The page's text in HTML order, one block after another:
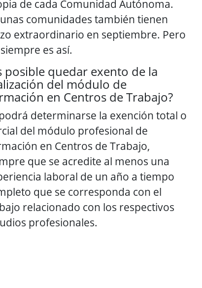
de cada Comunidad Autónoma.
comunidades también tienen
extraordinario en septiembre. Pero
es así.
posible quedar exento de la
del módulo de
en Centros de Trabajo?
determinarse la exención total o
del módulo profesional de
en Centros de Trabajo,
que se acredite al menos una
laboral de un año a tiempo
que se corresponda con el
relacionado con los respectivos
profesionales.